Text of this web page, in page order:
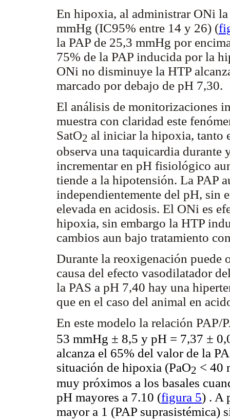
En hipoxia, al administrar ONi
mmHg (IC95% entre 14 y 26) (
la PAP de 25,3 mmHg por
75% de la PAP inducida por la
ONi no disminuye la HTP
marcado por debajo de pH 7,30.
El análisis de monitorizaciones
muestra con claridad este
SatO2 al iniciar la hipoxia, tanto
observa una taquicardia durante
incrementar en pH fisiológico
tiende a la hipotensión. La PAP
independientemente del pH, sin
elevada en acidosis. El ONi es
hipoxia, sin embargo la HTP
cambios aun bajo tratamiento
Durante la reoxigenación puede
causa del efecto vasodilatador
la PAS a pH 7,40 hay una
que en el caso del animal en
En este modelo la relación PAP/
53 mmHg ± 8,5 y pH = 7,37 ±
alcanza el 65% del valor de la
situación de hipoxia (PaO2 < 40
muy próximos a los basales
pH mayores a 7.10 (figura 5) . A
mayor a 1 (PAP suprasistémica)